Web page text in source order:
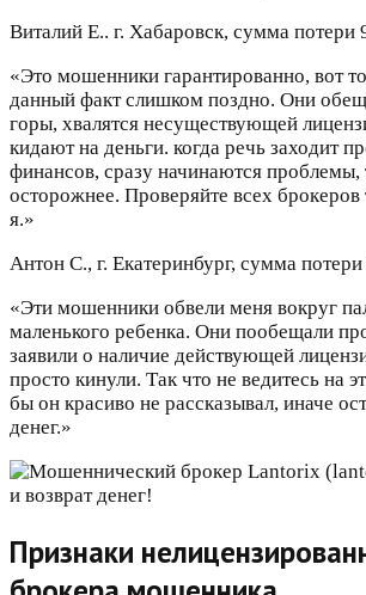
Виталий Е.. г. Хабаровск, сумма потери
«Это мошенники гарантированно, вот
данный факт слишком поздно. Они
горы, хвалятся несуществующей
кидают на деньги. когда речь заходит
финансов, сразу начинаются проблемы,
осторожнее. Проверяйте всех
я.»
Антон С., г. Екатеринбург, сумма
«Эти мошенники обвели меня вокруг
маленького ребенка. Они пообещали
заявили о наличие действующей
просто кинули. Так что не ведитесь на
бы он красиво не рассказывал, иначе
денег.»
Признаки